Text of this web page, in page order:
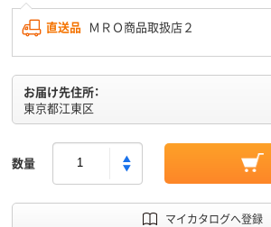
直送品 ＭＲＯ商品取扱店２
お届け先住所：
東京都江東区
数量
マイカタログへ登録